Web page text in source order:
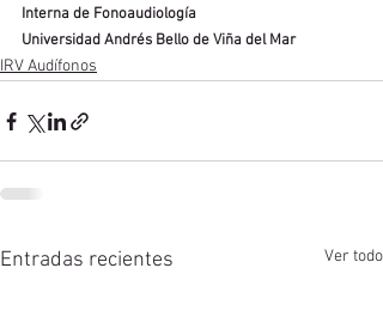
Interna de Fonoaudiología
Universidad Andrés Bello de Viña del Mar
IRV Audífonos
Entradas recientes Ver todo